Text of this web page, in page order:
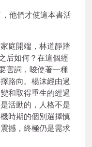
他們才使這本書活
庭開端，林道靜踏
后如何？在這個經
害詞，唆使著一種
路向。楊沫經由過
和取得重生的經過
活動的，人格不是
時期的個別選擇慎
撼，終極仍是需求